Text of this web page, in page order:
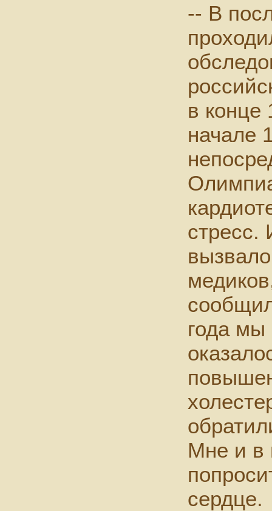
-- В
в конце
начале
стресс.
года мы
Мне и в
сердце.